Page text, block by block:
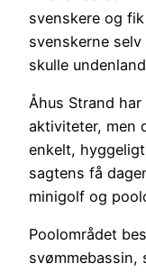
svenskere og
svenskerne
skulle
Åhus Strand
aktiviteter, men
enkelt,
sagtens få
minigolf og
Poolområdet
svømmebassin,